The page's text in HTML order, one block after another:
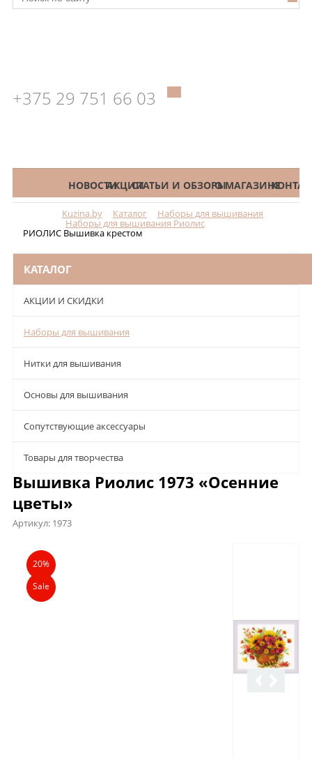
+375 29 751 66 03
КАТАЛОГНОВОСТИАКЦИИСТАТЬИ И ОБЗОРЫО МАГАЗИНЕ
Kuzina.by Каталог Наборы для вышивания
Наборы для вышивания Риолис
РИОЛИС Вышивка крестом
КАТАЛОГ
АКЦИИ И СКИДКИ
Наборы для вышивания
Нитки для вышивания
Основы для вышивания
Сопутствующие аксессуары
Товары для творчества
Вышивка Риолис 1973 «Осенние
цветы»
Артикул: 1973
Описание
20%
Sale